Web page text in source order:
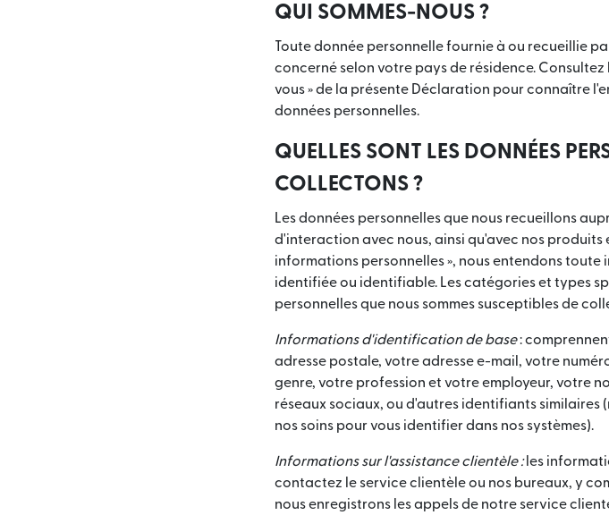
QUI SOMMES-NOUS ?
Toute donnée personnelle fournie à ou recueillie
concerné selon votre pays de résidence.
vous » de la présente Déclaration pour connaître
données personnelles.
QUELLES SONT LES DONNÉES
COLLECTONS ?
Les données personnelles que nous recueillons
d'interaction avec nous, ainsi qu'avec nos produits
informations personnelles », nous entendons
identifiée ou identifiable. Les catégories et types
personnelles que nous sommes susceptibles de
Informations d'identification de base:
adresse postale, votre adresse e-mail, votre
genre, votre profession et votre employeur, votre
réseaux sociaux, ou d'autres identifiants
nos soins pour vous identifier dans nos systèmes).
Informations sur l'assistance clientèle :les
contactez le service clientèle ou nos bureaux, y
nous enregistrons les appels de notre service